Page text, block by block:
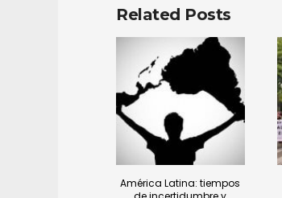
Related Posts
América Latina: tiempos